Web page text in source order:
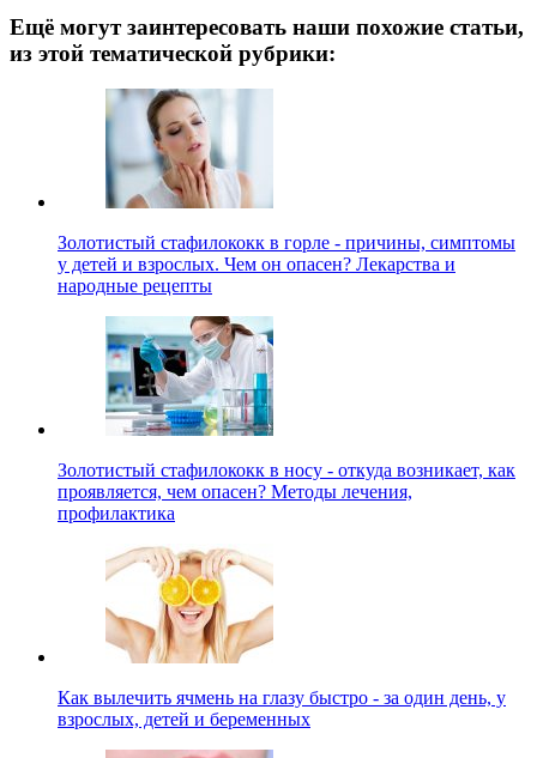
Ещё могут заинтересовать наши похожие статьи,
из этой тематической рубрики:
Золотистый стафилококк в горле - причины, симптомы
у детей и взрослых. Чем он опасен? Лекарства и
народные рецепты
Золотистый стафилококк в носу - откуда возникает, как
проявляется, чем опасен? Методы лечения,
профилактика
Как вылечить ячмень на глазу быстро - за один день, у
взрослых, детей и беременных